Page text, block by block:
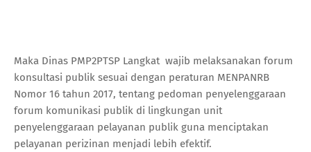
Maka Dinas PMP2PTSP Langkat wajib melaksanakan forum
konsultasi publik sesuai dengan peraturan MENPANRB
Nomor 16 tahun 2017, tentang pedoman penyelenggaraan
forum komunikasi publik di lingkungan unit
penyelenggaraan pelayanan publik guna menciptakan
pelayanan perizinan menjadi lebih efektif.